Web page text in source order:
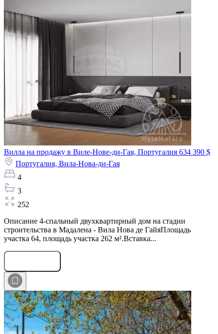
Вилла на продажу в Виле-Нове-ди-Гая, Португалия 634 390 $
Португалия, Вила-Нова-ди-Гая
4
3
252
Описание 4-спальный двухквартирный дом на стадии
строительства в Мадалена - Вила Нова де ГайяПлощадь
участка 64, площадь участка 262 м².Вставка...